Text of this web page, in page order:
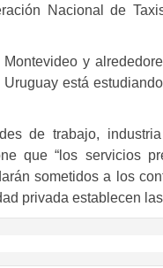
Nacional de
y
está
de trabajo,
que “los servicios
sometidos a los
privada establecen las